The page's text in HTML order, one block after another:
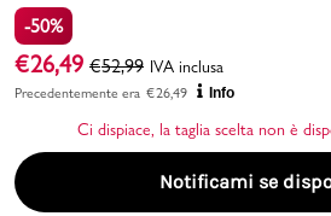
Marchi
Accedi | Registrati
-50%
€26,49 €52,99 IVA inclusa
Precedentemente era €26,49 Info
Ci dispiace, la taglia scelta non è
Notificami se